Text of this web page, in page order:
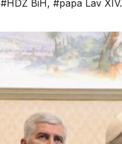
#HDZ BiH, #papa Lav XIV.